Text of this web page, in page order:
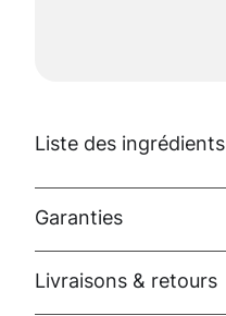
Liste des ingrédients
Garanties
Livraisons & retours